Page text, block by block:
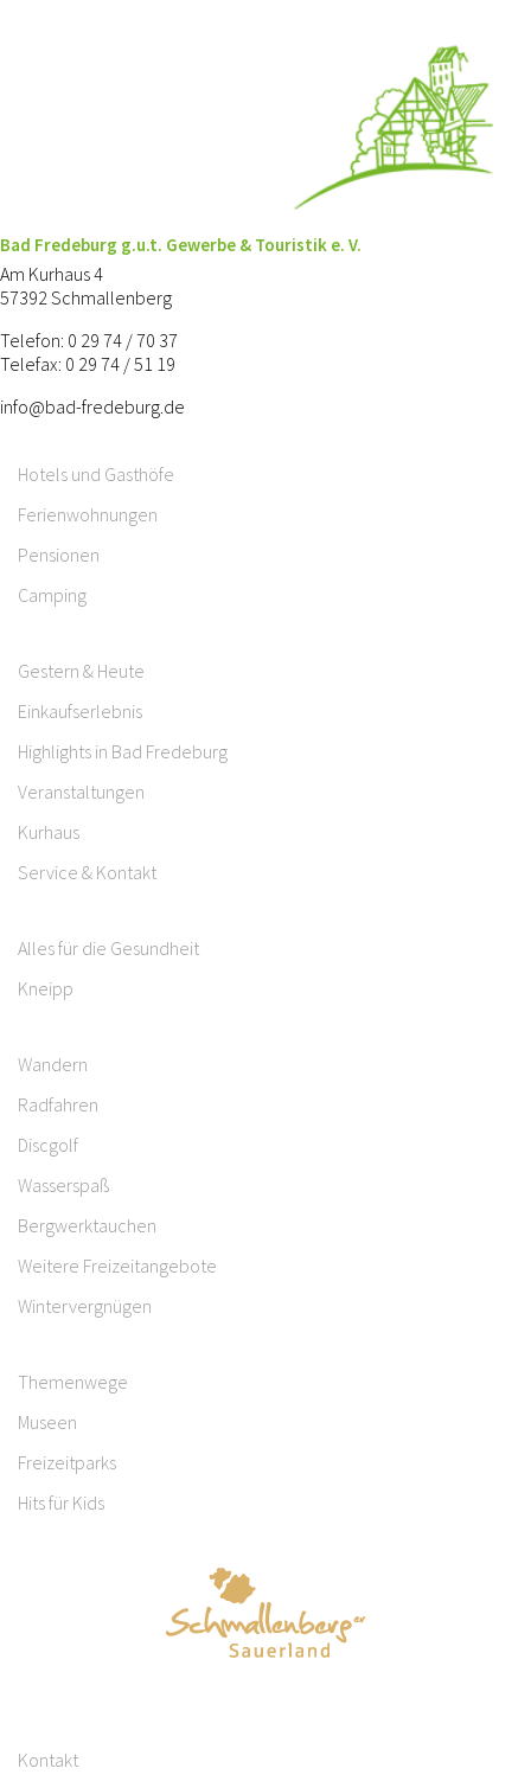
Bad Fredeburg g.u.t. Gewerbe & Touristik e. V.
Am Kurhaus 4
57392 Schmallenberg
Telefon: 0 29 74 / 70 37
Telefax: 0 29 74 / 51 19
info@bad-fredeburg.de
Hotels und Gasthöfe
Ferienwohnungen
Pensionen
Camping
Gestern & Heute
Einkaufserlebnis
Highlights in Bad Fredeburg
Veranstaltungen
Kurhaus
Service & Kontakt
Alles für die Gesundheit
Kneipp
Wandern
Radfahren
Discgolf
Wasserspaß
Bergwerktauchen
Weitere Freizeitangebote
Wintervergnügen
Themenwege
Museen
Freizeitparks
Hits für Kids
Kontakt